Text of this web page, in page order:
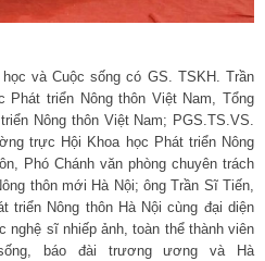
và Cuộc sống có GS. TSKH. Trần
Phát triển Nông thôn Việt Nam, Tổng
Nông thôn Việt Nam; PGS.TS.VS.
trực Hội Khoa học Phát triển Nông
Phó Chánh văn phòng chuyên trách
thôn mới Hà Nội; ông Trần Sĩ Tiến,
triển Nông thôn Hà Nội cùng đại diện
nghệ sĩ nhiếp ảnh, toàn thể thành viên
báo đài trương ương và Hà